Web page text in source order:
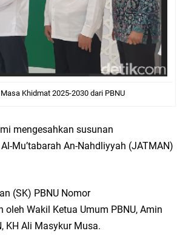
Khidmat 2025-2030 dari PBNU
mengesahkan susunan
Mu’tabarah An-Nahdliyyah (JATMAN)
(SK) PBNU Nomor
Wakil Ketua Umum PBNU, Amin
KH Ali Masykur Musa.